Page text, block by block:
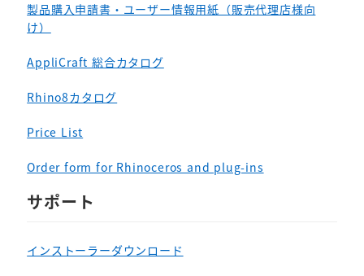
製品購入申請書・ユーザー情報用紙（販売代理店様向
け）
AppliCraft 総合カタログ
Rhino8カタログ
Price List
Order form for Rhinoceros and plug-ins
サポート
インストーラーダウンロード